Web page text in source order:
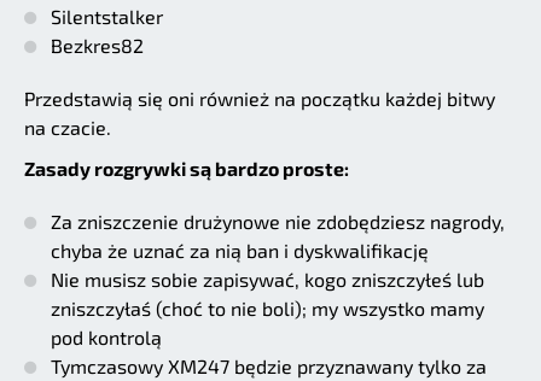
Silentstalker
Bezkres82
Przedstawią się oni również na początku każdej bitwy
na czacie.
Zasady rozgrywki są bardzo proste:
Za zniszczenie drużynowe nie zdobędziesz nagrody,
chyba że uznać za nią ban i dyskwalifikację
Nie musisz sobie zapisywać, kogo zniszczyłeś lub
zniszczyłaś (choć to nie boli); my wszystko mamy
pod kontrolą
Tymczasowy XM247 będzie przyznawany tylko za